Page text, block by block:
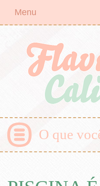
Menu
O que